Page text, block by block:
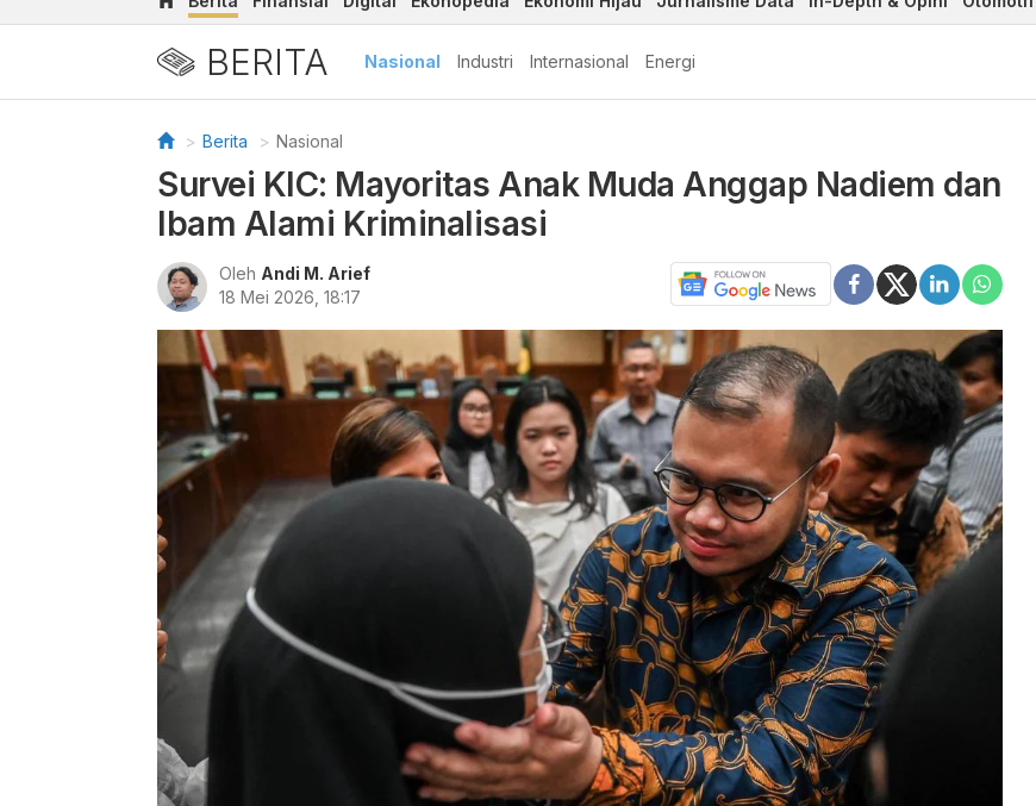
BERITA Nasional Industri Internasional Energi
Berita Nasional
Survei KIC: Mayoritas Anak Muda Anggap Nadiem dan
Ibam Alami Kriminalisasi
Oleh Andi M. Arief
18 Mei 2026, 18:17